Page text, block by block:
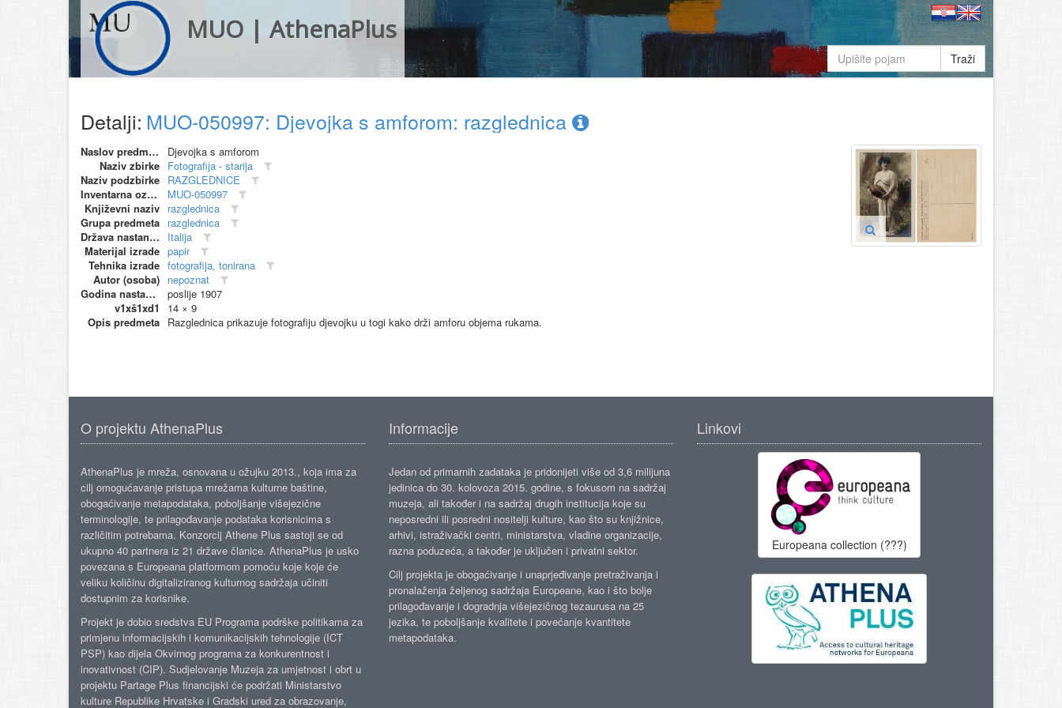
MUO | AthenaPlus
Traži
Detalji: MUO-050997: Djevojka s amforom: razglednica
Naslov predmeta
Djevojka s amforom
Naziv zbirke Fotografija - starija
Naziv podzbirke RAZGLEDNICE
Inventarna oznaka
MUO-050997
Književni naziv razglednica
Grupa predmeta razglednica
Država nastanka
Italija
Materijal izrade papir
Tehnika izrade fotografija, tonirana
Autor (osoba) nepoznat
Godina nastanka
poslije 1907
v1xš1xd1
14 × 9
Opis predmeta Razglednica prikazuje fotografiju djevojku u togi kako drži amforu objema rukama.
O projektu AthenaPlus
AthenaPlus je mreža, osnovana u ožujku 2013., koja ima za
cilj omogućavanje pristupa mrežama kulturne baštine,
obogaćivanje metapodataka, poboljšanje višejezične
terminologije, te prilagođavanje podataka korisnicima s
različitim potrebama. Konzorcij Athene Plus sastoji se od
ukupno 40 partnera iz 21 države članice. AthenaPlus je usko
povezana s Europeana platformom pomoću koje koje će
veliku količinu digitaliziranog kulturnog sadržaja učiniti
dostupnim za korisnike.
Projekt je dobio sredstva EU Programa podrške politikama za
primjenu informacijskih i komunikacijskih tehnologije (ICT
PSP) kao dijela Okvirnog programa za konkurentnost i
inovativnost (CIP). Sudjelovanje Muzeja za umjetnost i obrt u
projektu Partage Plus financijski će podržati Ministarstvo
kulture Republike Hrvatske i Gradski ured za obrazovanje,
Informacije
Jedan od primarnih zadataka je pridonijeti više od 3,6 milijuna
jedinica do 30. kolovoza 2015. godine, s fokusom na sadržaj
muzeja, ali također i na sadržaj drugih institucija koje su
neposredni ili posredni nositelji kulture, kao što su knjižnice,
arhivi, istraživački centri, ministarstva, vladine organizacije,
razna poduzeća, a također je uključen i privatni sektor.
Cilj projekta je obogaćivanje i unaprjeđivanje pretraživanja i
pronalaženja željenog sadržaja Europeane, kao i što bolje
prilagođavanje i dogradnja višejezičnog tezaurusa na 25
jezika, te poboljšanje kvalitete i povećanje kvantitete
metapodataka.
Linkovi
Europeana collection (???)